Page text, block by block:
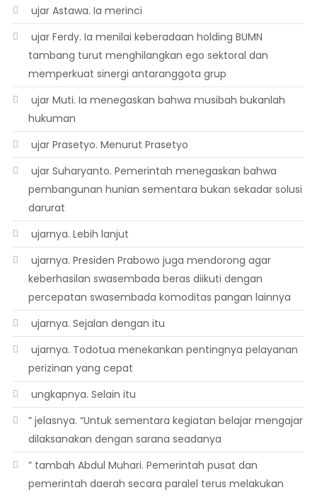
 ujar Astawa. Ia merinci
 ujar Ferdy. Ia menilai keberadaan holding BUMN
tambang turut menghilangkan ego sektoral dan
memperkuat sinergi antaranggota grup
 ujar Muti. Ia menegaskan bahwa musibah bukanlah
hukuman
 ujar Prasetyo. Menurut Prasetyo
 ujar Suharyanto. Pemerintah menegaskan bahwa
pembangunan hunian sementara bukan sekadar solusi
darurat
 ujarnya. Lebih lanjut
 ujarnya. Presiden Prabowo juga mendorong agar
keberhasilan swasembada beras diikuti dengan
percepatan swasembada komoditas pangan lainnya
 ujarnya. Sejalan dengan itu
 ujarnya. Todotua menekankan pentingnya pelayanan
perizinan yang cepat
 ungkapnya. Selain itu
” jelasnya. “Untuk sementara kegiatan belajar mengajar
dilaksanakan dengan sarana seadanya
” tambah Abdul Muhari. Pemerintah pusat dan
pemerintah daerah secara paralel terus melakukan